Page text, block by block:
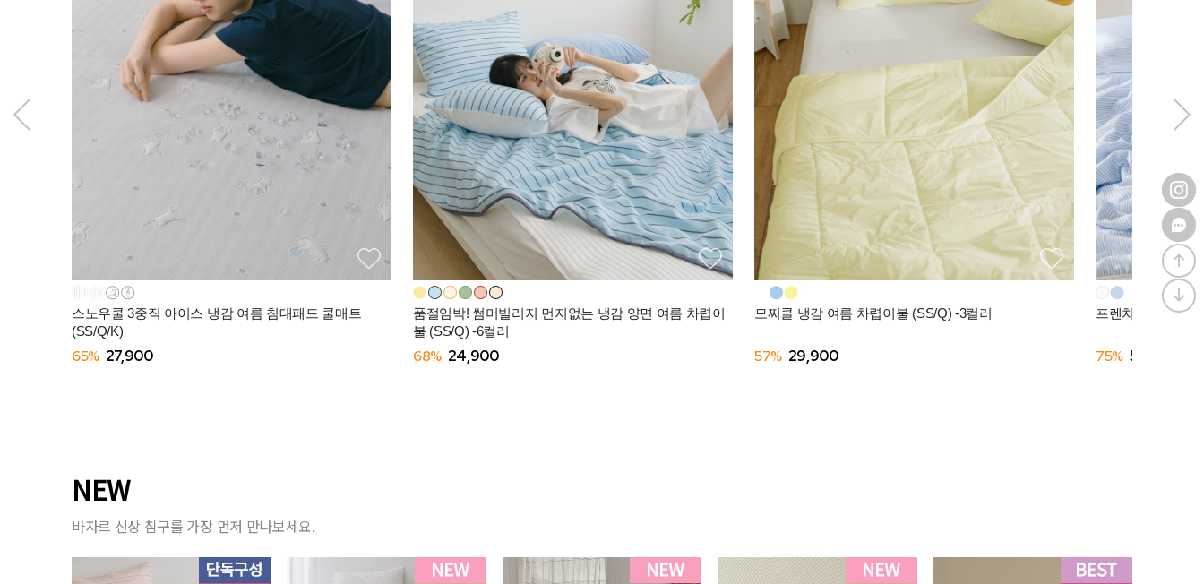
스노우쿨 3중직 아이스 냉감 여름 침대패드 쿨매트
(SS/Q/K)
65% 27,900
품절임박! 썸머빌리지 먼지없는 냉감 양면 여름 차렵이
불 (SS/Q) -6컬러
68% 24,900
모찌쿨 냉감 여름 차렵이불 (SS/Q) -3컬러
57% 29,900
프렌치모닝 텐셀
75% 56,910
NEW
바자르 신상 침구를 가장 먼저 만나보세요.